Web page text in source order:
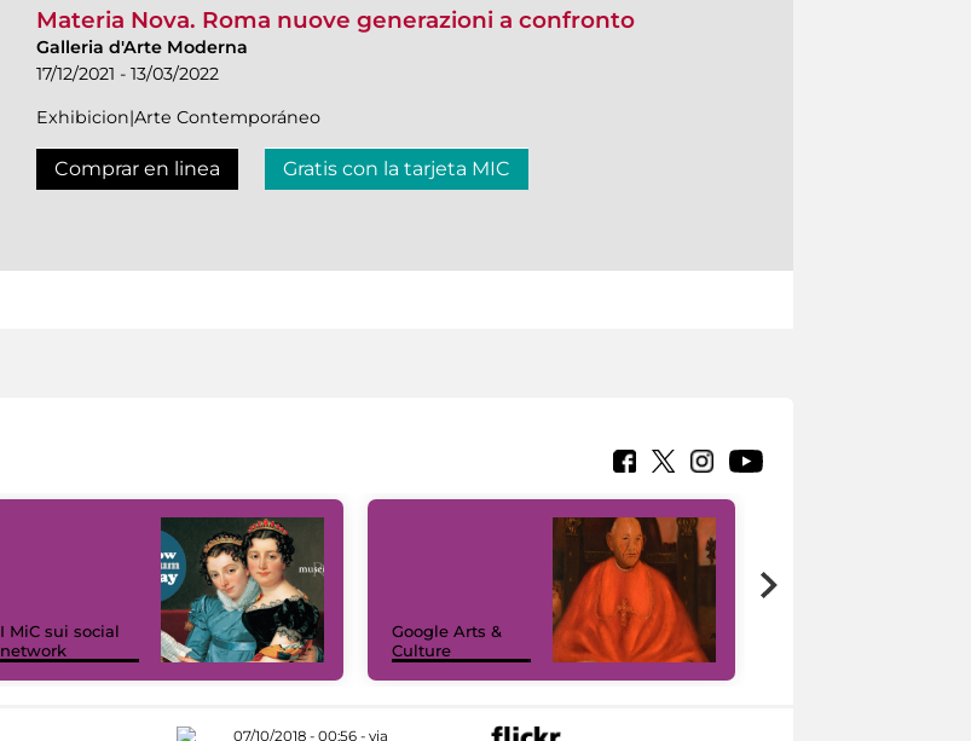
Materia Nova. Roma nuove generazioni a confronto
Galleria d'Arte Moderna
17/12/2021 - 13/03/2022
Exhibicion|Arte Contemporáneo
Comprar en linea Gratis con la tarjeta MIC
I MiC sui social
network
Google Arts &
Culture